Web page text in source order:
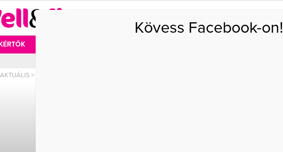
AKTUÁLIS >
Kövess Facebook-on!